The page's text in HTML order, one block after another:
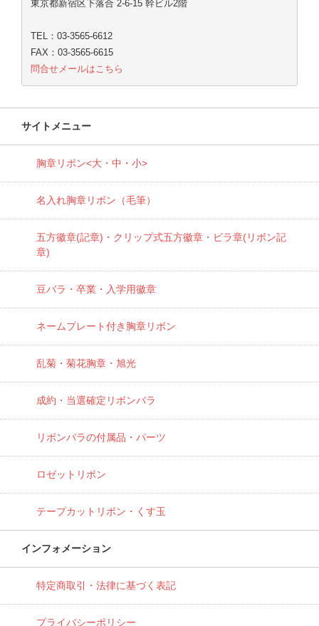
東京都新宿区下落合 2-6-15 幹ビル2階
TEL：03-3565-6612
FAX：03-3565-6615
問合せメールはこちら
サイトメニュー
胸章リボン<大・中・小>
名入れ胸章リボン（毛筆）
五方徽章(記章)・ クリップ式五方徽章・ビラ章(リボン記
章)
豆バラ・卒業・入学用徽章
ネームプレート付き胸章リボン
乱菊・菊花胸章・旭光
成約・当選確定リボンバラ
リボンバラの付属品・パーツ
ロゼットリボン
テープカットリボン・くす玉
インフォメーション
特定商取引・法律に基づく表記
プライバシーポリシー